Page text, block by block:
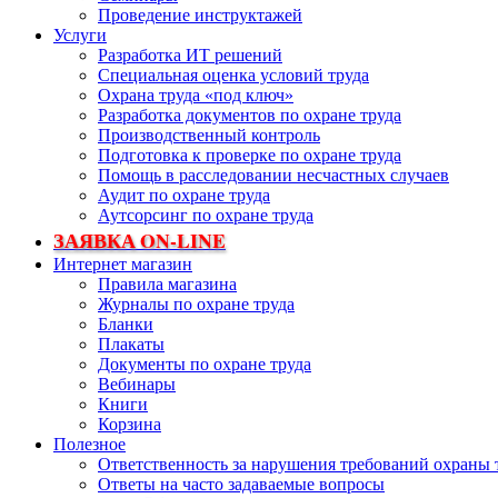
Проведение инструктажей
Услуги
Разработка ИТ решений
Специальная оценка условий труда
Охрана труда «под ключ»
Разработка документов по охране труда
Производственный контроль
Подготовка к проверке по охране труда
Помощь в расследовании несчастных случаев
Аудит по охране труда
Аутсорсинг по охране труда
ЗАЯВКА ON-LINE
Интернет магазин
Правила магазина
Журналы по охране труда
Бланки
Плакаты
Документы по охране труда
Вебинары
Книги
Корзина
Полезное
Ответственность за нарушения требований охраны
Ответы на часто задаваемые вопросы